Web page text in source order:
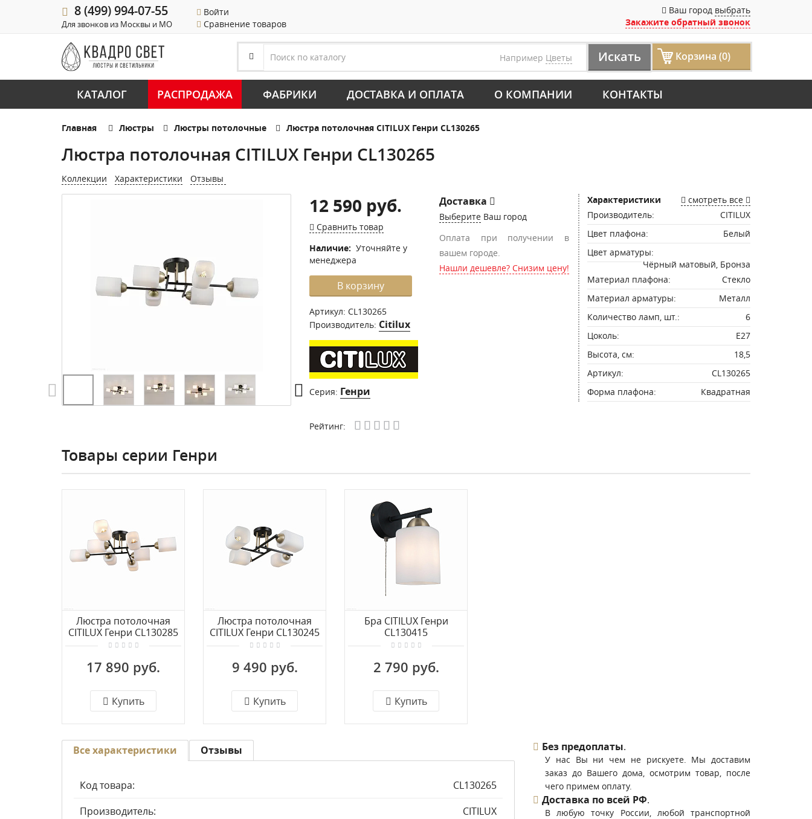
8 (499) 994-07-55
Для звонков из Москвы и МО
Войти
Сравнение товаров
Ваш город выбрать
Закажите обратный звонок
Например Цветы Искать Корзина (0)
КАТАЛОГ РАСПРОДАЖА ФАБРИКИ ДОСТАВКА И ОПЛАТА О КОМПАНИИ КОНТАКТЫ
Главная Люстры Люстры потолочные Люстра потолочная CITILUX Генри CL130265
Люстра потолочная CITILUX Генри CL130265
Коллекции Характеристики Отзывы
12 590 руб.
Сравнить товар
Наличие: Уточняйте у
менеджера
В корзину
Артикул: CL130265
Производитель: Citilux
Серия: Генри
Доставка
Выберите Ваш город
Оплата при получении в
вашем городе.
Нашли дешевле? Снизим цену!
Рейтинг:
Характеристики
смотреть все
Производитель:
CITILUX
Цвет плафона:
Белый
Цвет арматуры:
Чёрный матовый, Бронза
Материал плафона:
Стекло
Материал арматуры:
Металл
Количество ламп, шт.:
6
Цоколь:
E27
Высота, см:
18,5
Артикул:
CL130265
Форма плафона:
Квадратная
Товары серии Генри
Люстра потолочная
CITILUX Генри CL130285
17 890 руб.
Купить
Люстра потолочная
CITILUX Генри CL130245
9 490 руб.
Купить
Бра CITILUX Генри
CL130415
2 790 руб.
Купить
Все характеристики
Код товара:
CL130265
Производитель:
CITILUX
Отзывы Без предоплаты.
У нас Вы ни чем не рискуете. Мы доставим
заказ до Вашего дома, осмотрим товар, после
чего примем оплату.
Доставка по всей РФ.
В любую точку России, любой транспортной